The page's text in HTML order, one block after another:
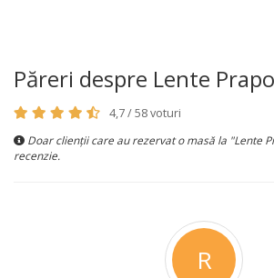
Păreri despre Lente
4,7 / 58 voturi
Doar clienții care au rezervat o masă la "Lente
recenzie.
R